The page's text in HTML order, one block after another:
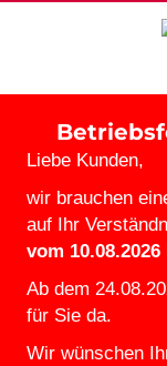
Liebe Kunden,
wir brauchen
auf Ihr
vom
Ab dem
für Sie da.
Wir wünschen